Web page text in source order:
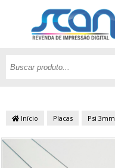
Início Placas Psi 3mm